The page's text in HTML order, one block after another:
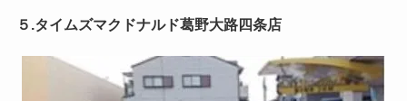
５.タイムズマクドナルド葛野大路四条店